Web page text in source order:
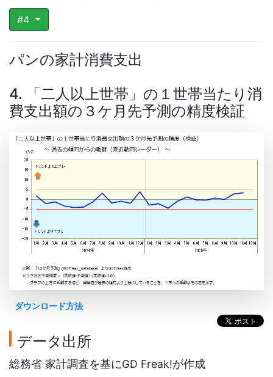
#4
パンの家計消費支出
4. 「二人以上世帯」の１世帯当たり消
費支出額の３ケ月先予測の精度検証
ダウンロード方法
データ出所
総務省 家計調査を基にGD Freak!が作成